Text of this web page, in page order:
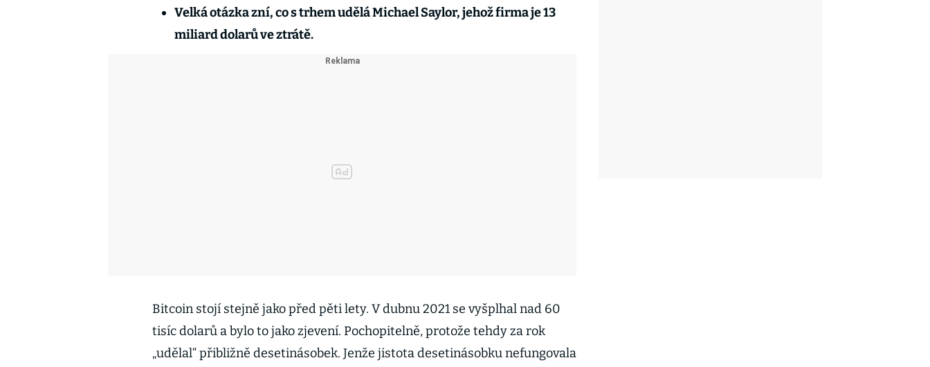
Velká otázka zní, co s trhem udělá Michael Saylor, jehož firma je 13
miliard dolarů ve ztrátě.
Bitcoin stojí stejně jako před pěti lety. V dubnu 2021 se vyšplhal nad 60
tisíc dolarů a bylo to jako zjevení. Pochopitelně, protože tehdy za rok
„udělal“ přibližně desetinásobek. Jenže jistota desetinásobku nefungovala